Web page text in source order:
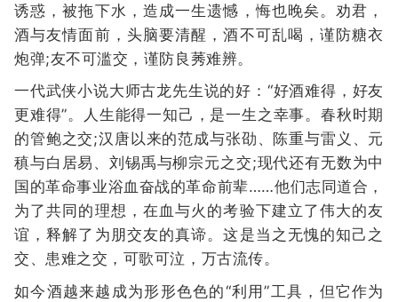
诱惑，被拖下水，造成一生遗憾，悔也晚矣。劝君，
酒与友情面前，头脑要清醒，酒不可乱喝，谨防糖衣
炮弹;友不可滥交，谨防良莠难辨。
一代武侠小说大师古龙先生说的好：“好酒难得，好友
更难得”。人生能得一知己，是一生之幸事。春秋时期
的管鲍之交;汉唐以来的范成与张劭、陈重与雷义、元
稹与白居易、刘锡禹与柳宗元之交;现代还有无数为中
国的革命事业浴血奋战的革命前辈……他们志同道合，
为了共同的理想，在血与火的考验下建立了伟大的友
谊，释解了为朋交友的真谛。这是当之无愧的知己之
交、患难之交，可歌可泣，万古流传。
如今酒越来越成为形形色色的“利用”工具，但它作为